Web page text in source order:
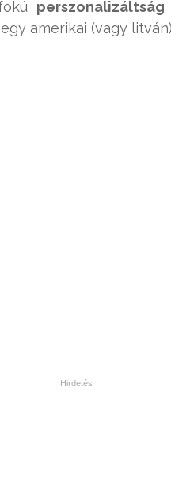
perszonalizáltság
amerikai (vagy